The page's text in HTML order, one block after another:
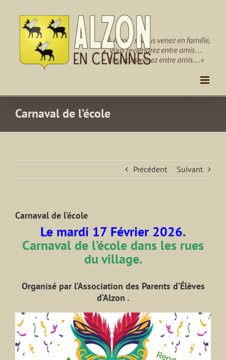
contenu
Carnaval de l’école
Précédent Suivant
Carnaval de l’école
Le mardi 17 Février 2026.
Carnaval de l’école dans les rues
du village.
Organisé par l’Association des Parents d’Élèves
d’Alzon .